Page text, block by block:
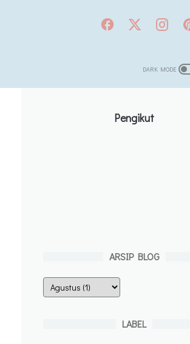
Pengikut
ARSIP BLOG
LABEL